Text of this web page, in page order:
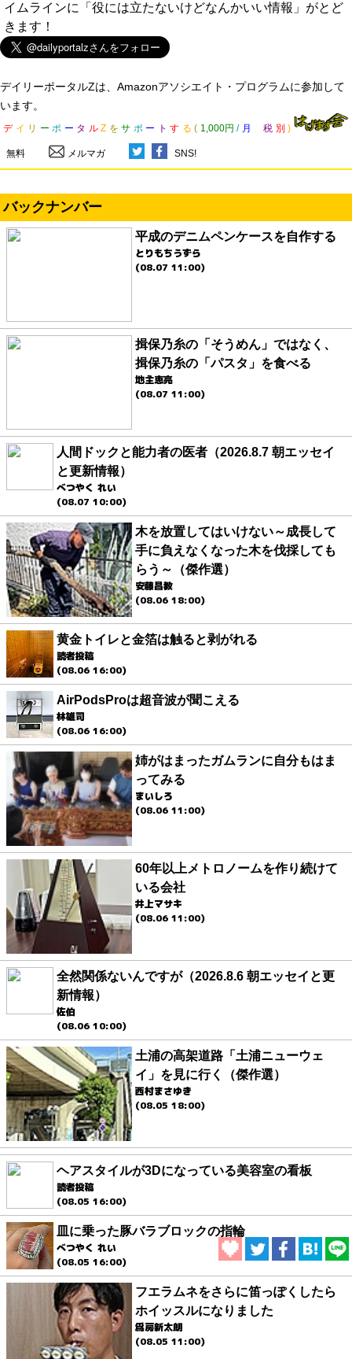
イムラインに「役には立たないけどなんかいい情報」がとど
きます！
デイリーポータルZは、Amazonアソシエイト・プログラムに参加して
います。
デ イ リ ー ポ ー タ ル Z を サ ポ ー ト す る ( 1,000円 / 月 税 別 )
無料 メルマガ SNS!
バックナンバー
平成のデニムペンケースを自作する
とりもちうずら
(08.07 11:00)
揖保乃糸の「そうめん」ではなく、
揖保乃糸の「パスタ」を食べる
地主恵亮
(08.07 11:00)
人間ドックと能力者の医者（2026.8.7 朝エッセイ
と更新情報）
べつやく れい
(08.07 10:00)
木を放置してはいけない～成長して
手に負えなくなった木を伐採しても
らう～（傑作選）
安藤昌教
(08.06 18:00)
黄金トイレと金箔は触ると剥がれる
読者投稿
(08.06 16:00)
AirPodsProは超音波が聞こえる
林雄司
(08.06 16:00)
姉がはまったガムランに自分もはま
ってみる
まいしろ
(08.06 11:00)
60年以上メトロノームを作り続けて
いる会社
井上マサキ
(08.06 11:00)
全然関係ないんですが（2026.8.6 朝エッセイと更
新情報）
佐伯
(08.06 10:00)
土浦の高架道路「土浦ニューウェ
イ」を見に行く（傑作選）
西村まさゆき
(08.05 18:00)
ヘアスタイルが3Dになっている美容室の看板
読者投稿
(08.05 16:00)
皿に乗った豚バラブロックの指輪
べつやく れい
(08.05 16:00)
フエラムネをさらに笛っぽくしたら
ホイッスルになりました
爲房新太朗
(08.05 11:00)